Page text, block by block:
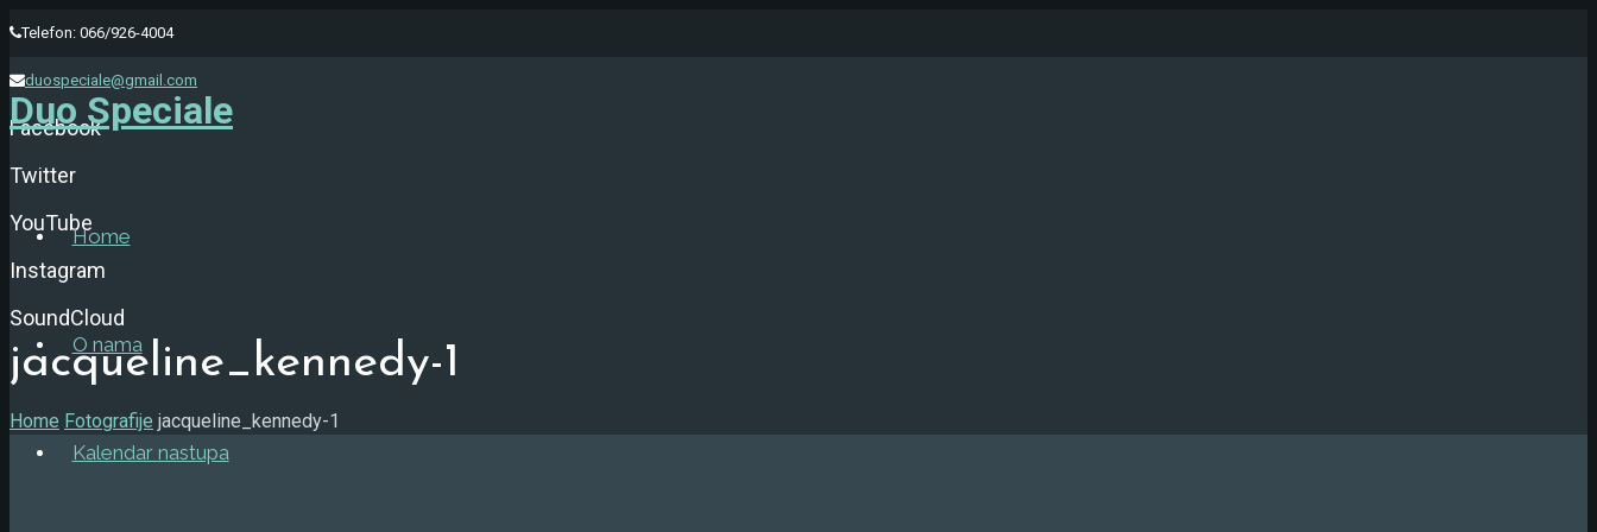
Telefon: 066/926-4004
duospeciale@gmail.com
Facebook
Twitter
YouTube
Instagram
SoundCloud
Duo Speciale
Home
O nama
Kalendar nastupa
jacqueline_kennedy-1
Home Fotografije jacqueline_kennedy-1